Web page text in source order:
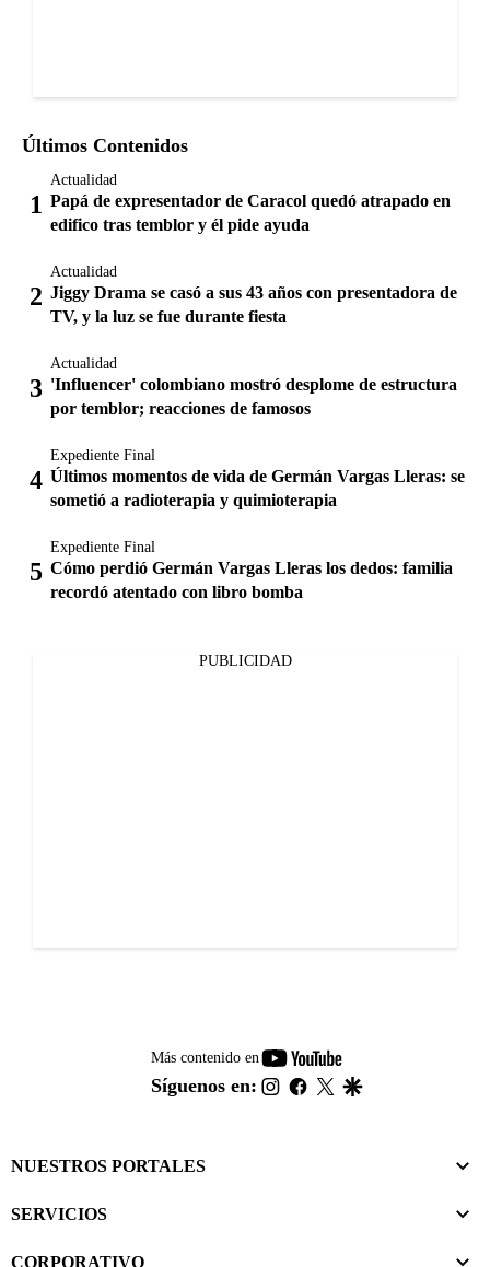
Últimos Contenidos
Actualidad
Papá de expresentador de Caracol quedó atrapado en
edifico tras temblor y él pide ayuda
Actualidad
Jiggy Drama se casó a sus 43 años con presentadora de
TV, y la luz se fue durante fiesta
Actualidad
'Influencer' colombiano mostró desplome de estructura
por temblor; reacciones de famosos
Expediente Final
Últimos momentos de vida de Germán Vargas Lleras: se
sometió a radioterapia y quimioterapia
Expediente Final
Cómo perdió Germán Vargas Lleras los dedos: familia
recordó atentado con libro bomba
PUBLICIDAD
Más contenido en
youtube-
footer
Síguenos en: instagram
facebook
twitter
NUESTROS PORTALES
SERVICIOS
CORPORATIVO